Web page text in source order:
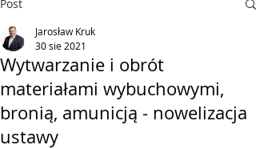
Post
Wytwarzanie i obrót
materiałami wybuchowymi,
bronią, amunicją - nowelizacja
ustawy
Jarosław Kruk
30 sie 2021